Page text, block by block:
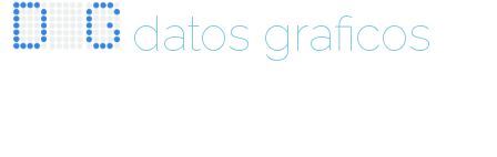
datos graficos